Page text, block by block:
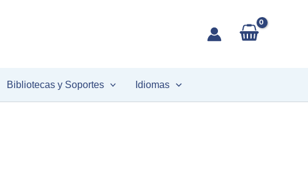
Bibliotecas y Soportes Idiomas